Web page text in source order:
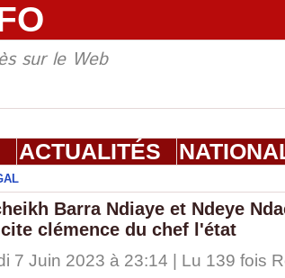
sur le Web
ACTUALITÉS
Barra Ndiaye et Ndeye
clémence du chef l'état
7 Juin 2023 à 23:14 | Lu 139 fois